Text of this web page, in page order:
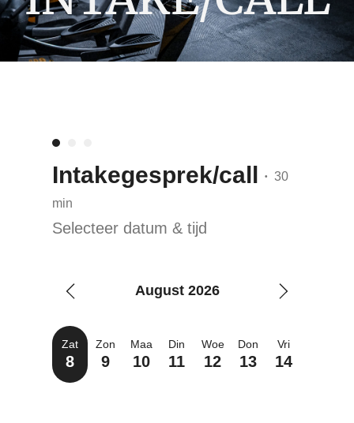
Intakegesprek/call • 30
min
Selecteer datum & tijd
August 2026
Zat
8
Zon
9
Maa
10
Din
11
Woe
12
Don
13
Vri
14